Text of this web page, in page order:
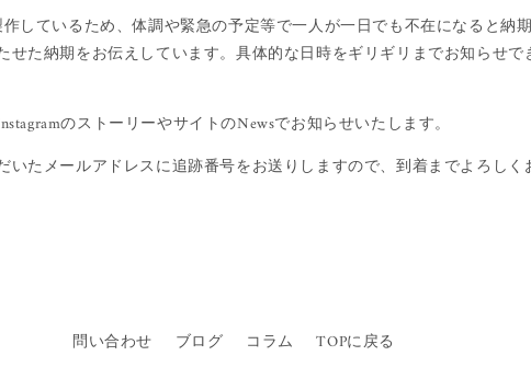
しているため、体調や緊急の予定等で一人が一日でも不在になると納
せた納期をお伝えしています。具体的な日時をギリギリまでお知らせで
のストーリーやサイトのNewsでお知らせいたします。
いたメールアドレスに追跡番号をお送りしますので、到着までよろしく
問い合わせ ブログ コラム TOPに戻る